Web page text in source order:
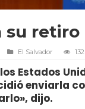
su retiro
El Salvador
Estados
enviarla
dijo.